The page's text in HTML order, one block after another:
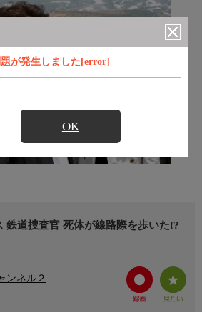
が発生しました[error]
OK
鉄道捜査官 死体が線路際を歩いた!?
ンネル２